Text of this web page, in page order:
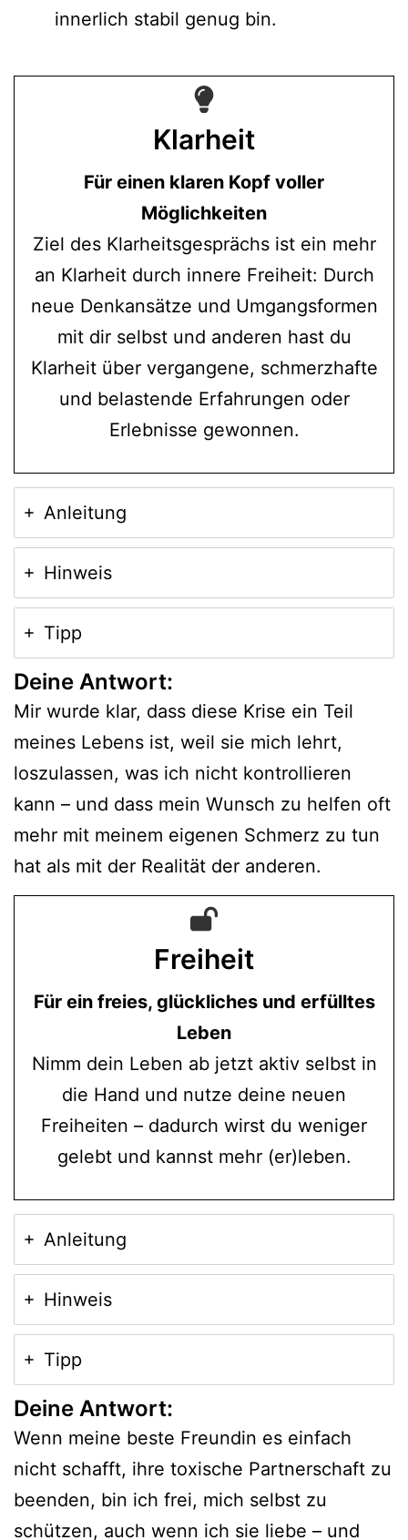
innerlich stabil genug bin.
Klarheit
Für einen klaren Kopf voller
Möglichkeiten
Ziel des Klarheitsgesprächs ist ein mehr
an Klarheit durch innere Freiheit: Durch
neue Denkansätze und Umgangsformen
mit dir selbst und anderen hast du
Klarheit über vergangene, schmerzhafte
und belastende Erfahrungen oder
Erlebnisse gewonnen.
Anleitung
Hinweis
Tipp
Deine Antwort:
Mir wurde klar, dass diese Krise ein Teil
meines Lebens ist, weil sie mich lehrt,
loszulassen, was ich nicht kontrollieren
kann – und dass mein Wunsch zu helfen oft
mehr mit meinem eigenen Schmerz zu tun
hat als mit der Realität der anderen.
Freiheit
Für ein freies, glückliches und erfülltes
Leben
Nimm dein Leben ab jetzt aktiv selbst in
die Hand und nutze deine neuen
Freiheiten – dadurch wirst du weniger
gelebt und kannst mehr (er)leben.
Anleitung
Hinweis
Tipp
Deine Antwort:
Wenn meine beste Freundin es einfach
nicht schafft, ihre toxische Partnerschaft zu
beenden, bin ich frei, mich selbst zu
schützen, auch wenn ich sie liebe – und